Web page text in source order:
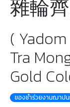
雜輪
(
Tra
Gold
ของชําร่วยงานฌาป